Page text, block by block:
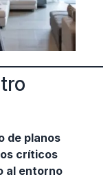
de planos
críticos
al entorno